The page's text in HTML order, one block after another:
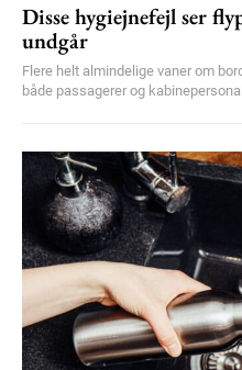
Disse hygiejnefejl ser
undgår
Flere helt almindelige vaner om
både passagerer og